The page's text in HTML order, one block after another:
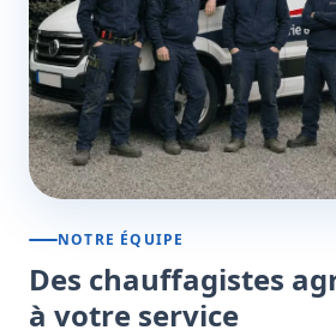
NOTRE ÉQUIPE
Des chauffagistes
à votre service